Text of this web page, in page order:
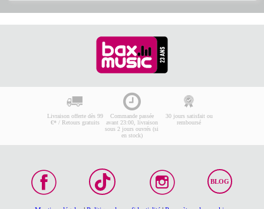
Livraison offerte dès 99
€* / Retours gratuits
Commande passée
avant 23:00, livraison
sous 2 jours ouvrés (si
en stock)
30 jours satisfait ou
remboursé
BLOG